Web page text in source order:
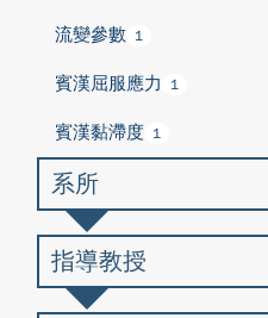
流變參數 1
賓漢屈服應力 1
賓漢黏滯度 1
系所
指導教授